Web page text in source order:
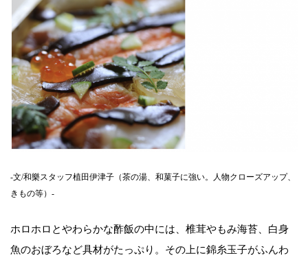
-文/和樂スタッフ植田伊津子（茶の湯、和菓子に強い。人物クローズアップ、
きもの等）-
ホロホロとやわらかな酢飯の中には、椎茸やもみ海苔、白身
魚のおぼろなど具材がたっぷり。その上に錦糸玉子がふんわ